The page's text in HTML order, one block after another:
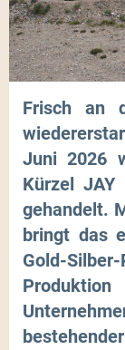
Frisch an
Juni 2026
Kürzel JAY
gehandelt.
bringt das
Gold-